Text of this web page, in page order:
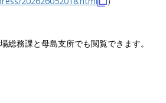
総務課と母島支所でも閲覧できます。